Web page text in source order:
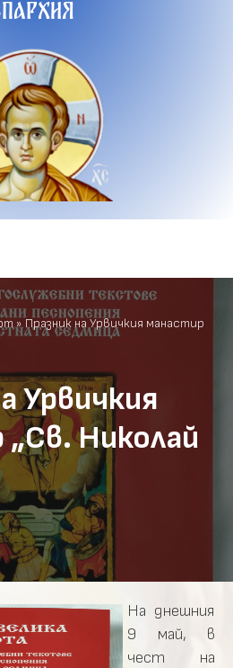
» Празник на Урвичкия манастир
Урвичкия
Николай
На днешния
9 май, в
чест на